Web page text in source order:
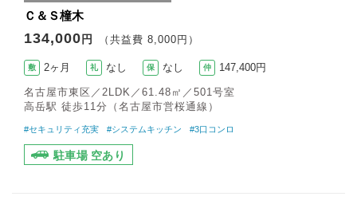
Ｃ＆Ｓ橦木
134,000 円 （共益費 8,000円）
敷 2ヶ月 礼 なし 保 なし 仲 147,400円
名古屋市東区／2LDK／61.48㎡／501号室
高岳駅 徒歩11分（名古屋市営桜通線）
#セキュリティ充実 #システムキッチン #3口コンロ
駐車場 空あり